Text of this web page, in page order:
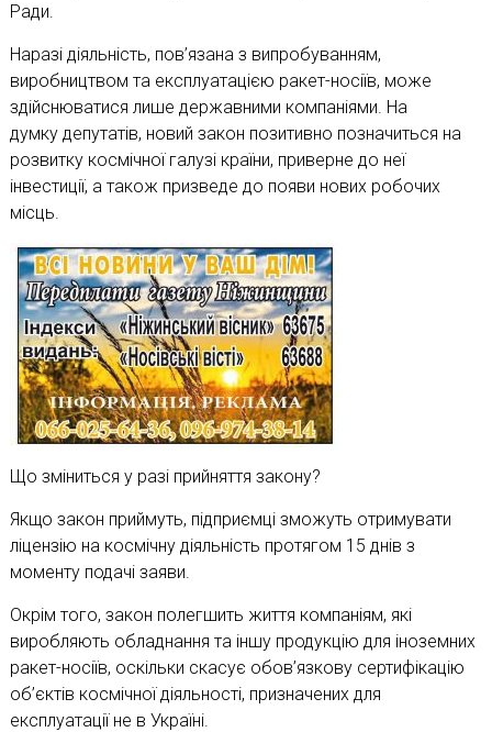
Ради.
Наразі діяльність, пов’язана з випробуванням,
виробництвом та експлуатацією ракет-носіїв, може
здійснюватися лише державними компаніями. На
думкудепутатів, новий закон позитивно позначиться на
розвитку космічної галузі країни, приверне до неї
інвестиції, а також призведе до появи нових робочих
місць.
Що зміниться у разі прийняття закону?
Якщо закон приймуть, підприємці зможуть отримувати
ліцензію на космічну діяльність протягом 15 днів з
моменту подачі заяви.
Окрім того, закон полегшить життя компаніям, які
виробляють обладнання та іншу продукцію для іноземних
ракет-носіїв, оскільки скасує обов’язкову сертифікацію
об’єктів космічної діяльності, призначених для
експлуатації не в Україні.